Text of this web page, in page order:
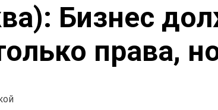
Бизнес
права,